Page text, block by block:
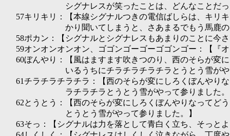
シグナレスが笑ったことは、どんなことだ
57キリキリ：【本線シグナルつきの電信ばしらは、キリ
かり聞いてしまうと、さあまるでもう馬鹿
58ポカン：【シグナルとシグナレスもあまりのことに今
59オンオンオンオン、ゴゴンゴーゴーゴゴンゴー：【『
60ぼんやり：【風はますます吹きつのり、西のそらが変
いるうちにチラチラチラチラとうとう雪が
61チラチラチラチラ：【西のそらが変にしろくぼんやり
ラチラチラとうとう雪がやって参りました
62とうとう：【西のそらが変にしろくぼんやりなってど
とうとう雪がやって参りました。】
63そっ：【シグナルは力を落として青白く立ち、そっと